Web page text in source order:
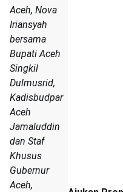
Aceh, Nova
Iriansyah
bersama
Bupati Aceh
Singkil
Dulmusrid,
Kadisbudpar
Aceh
Jamaluddin
dan Staf
Khusus
Gubernur
Aceh,